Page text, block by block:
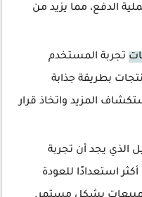
الدفع، مما يزيد من
تجربة المستخدم
بطريقة جذابة
المزيد واتخاذ قرار
الذي يجد أن تجربة
استعدادًا للعودة